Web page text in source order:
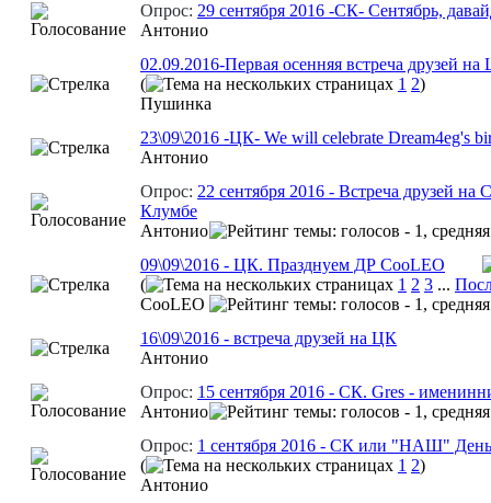
Опрос: 29 сентября 2016 -СК- Сентябрь,
Aнтонио
02.09.2016-Первая осенняя встреча друзей
(
1 2)
Пушинка
23\09\2016 -ЦК- We will celebrate Dream4eg's
Aнтонио
Опрос: 22 сентября 2016 - Встреча друзей на
Клумбе
Aнтонио
09\09\2016 - ЦК. Празднуем ДР CooLEO
(
1 2 3 ...
CooLEO
16\09\2016 - встреча друзей на ЦК
Aнтонио
Опрос: 15 сентября 2016 - СК. Gres -
Aнтонио
Опрос: 1 сентября 2016 - СК или "НАШ"
(
1 2)
Aнтонио